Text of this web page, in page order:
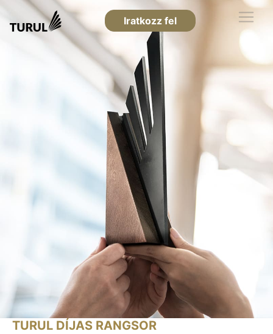
Iratkozz fel
TURUL DÍJAS RANGSOR